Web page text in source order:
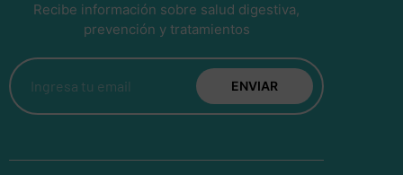
Recibe información sobre salud digestiva,
prevención y tratamientos
ENVIAR